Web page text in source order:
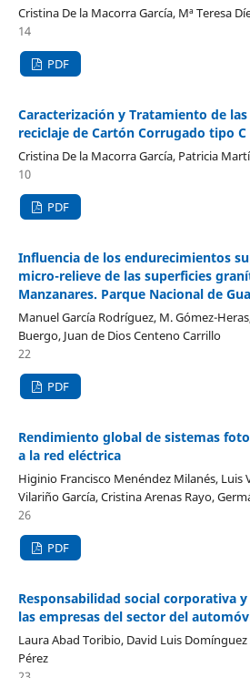
Cristina De la Macorra García, Mª Teresa
14
PDF
Caracterización y Tratamiento de
reciclaje de Cartón Corrugado tipo C
Cristina De la Macorra García, Patricia
10
PDF
Influencia de los endurecimientos
micro-relieve de las superficies
Manzanares. Parque Nacional de
Manuel García Rodríguez, M. Gómez-
Buergo, Juan de Dios Centeno Carrillo
22
PDF
Rendimiento global de sistemas
a la red eléctrica
Higinio Francisco Menéndez Milanés, Luis
Vilariño García, Cristina Arenas Rayo,
26
PDF
Responsabilidad social corporativa
las empresas del sector del
Laura Abad Toribio, David Luis
Pérez